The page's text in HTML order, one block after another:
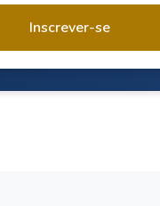
Inscrever-se